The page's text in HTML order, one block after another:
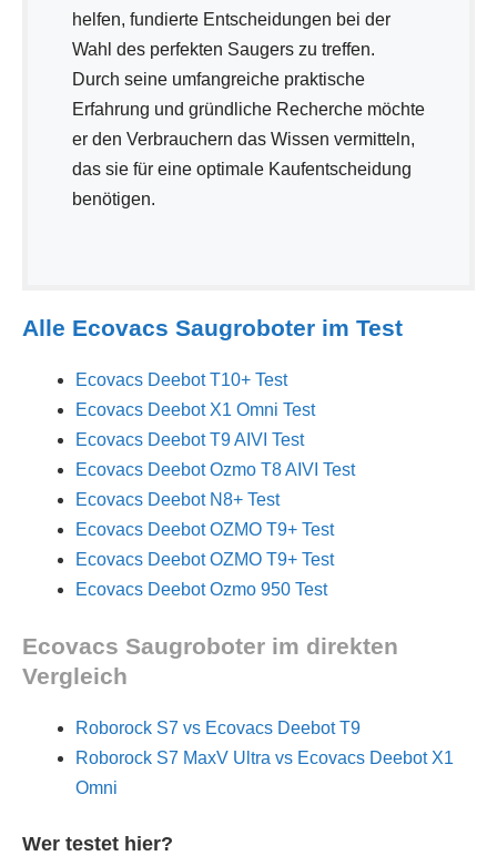
helfen, fundierte Entscheidungen bei der
Wahl des perfekten Saugers zu treffen.
Durch seine umfangreiche praktische
Erfahrung und gründliche Recherche möchte
er den Verbrauchern das Wissen vermitteln,
das sie für eine optimale Kaufentscheidung
benötigen.
Alle Ecovacs Saugroboter im Test
Ecovacs Deebot T10+ Test
Ecovacs Deebot X1 Omni Test
Ecovacs Deebot T9 AIVI Test
Ecovacs Deebot Ozmo T8 AIVI Test
Ecovacs Deebot N8+ Test
Ecovacs Deebot OZMO T9+ Test
Ecovacs Deebot OZMO T9+ Test
Ecovacs Deebot Ozmo 950 Test
Ecovacs Saugroboter im direkten
Vergleich
Roborock S7 vs Ecovacs Deebot T9
Roborock S7 MaxV Ultra vs Ecovacs Deebot X1
Omni
Wer testet hier?